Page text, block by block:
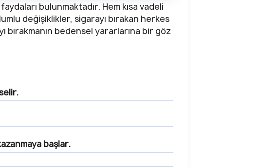
bulunmaktadır. Hem kısa vadeli
değişiklikler, sigarayı bırakan herkes
bırakmanın bedensel yararlarına bir göz
başlar.